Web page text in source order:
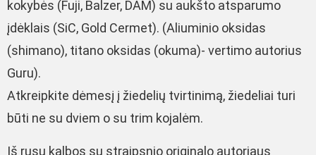
kokybės (Fuji, Balzer, DAM) su aukšto atsparumo
įdėklais (SiC, Gold Cermet). (Aliuminio oksidas
(shimano), titano oksidas (okuma)- vertimo autorius
Guru).
Atkreipkite dėmesį į žiedelių tvirtinimą, žiedeliai turi
būti ne su dviem o su trim kojalėm.
Iš rusų kalbos su straipsnio originalo autoriaus